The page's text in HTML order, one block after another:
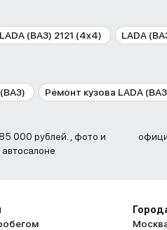
LADA (ВАЗ) 2121 (4x4) LADA
Ремонт кузова LADA